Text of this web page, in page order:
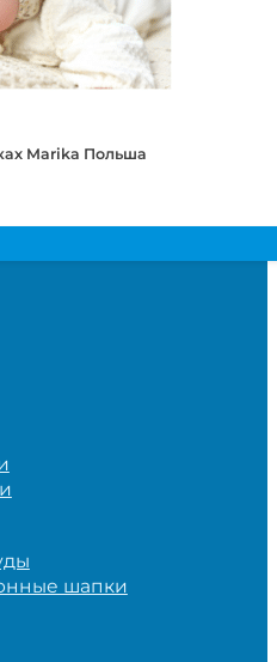
Marika Польша
шапки